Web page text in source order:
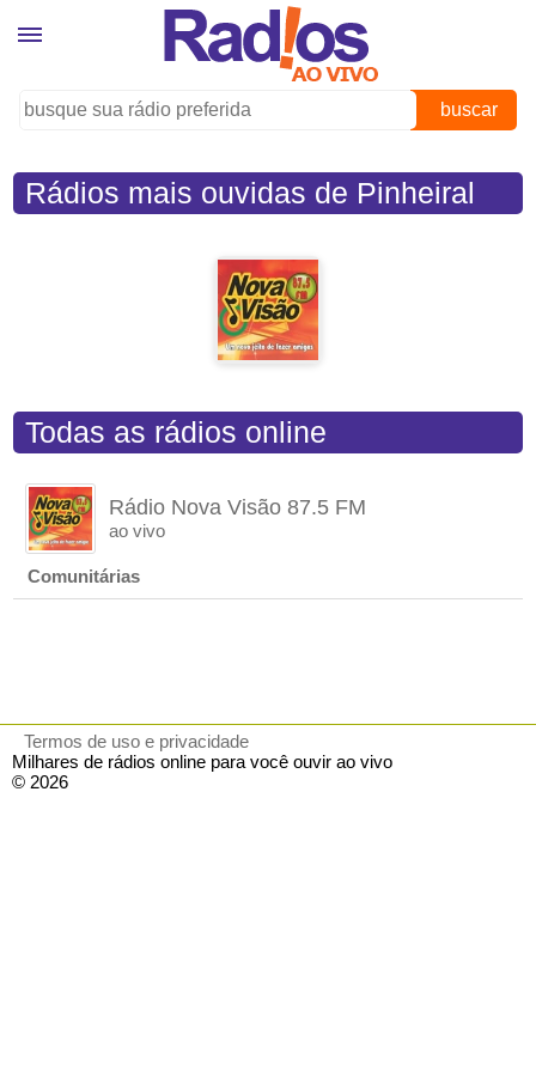
buscar
Rádios mais ouvidas de Pinheiral
Todas as rádios online
Rádio Nova Visão 87.5 FM
ao vivo
Comunitárias
Termos de uso e privacidade
Milhares de rádios online para você ouvir ao vivo
© 2026